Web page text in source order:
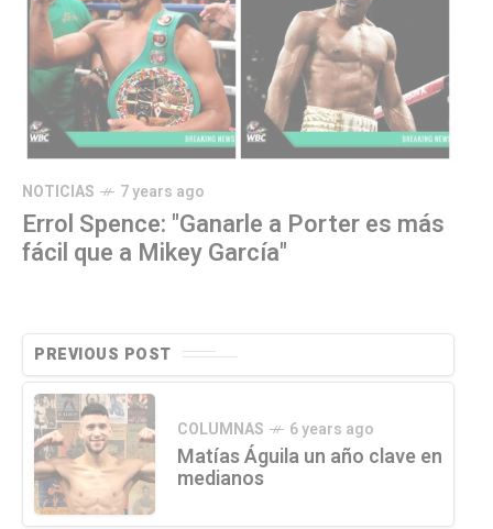
NOTICIAS 7 years ago
Errol Spence: "Ganarle a Porter es más
fácil que a Mikey García"
PREVIOUS POST
COLUMNAS 6 years ago
Matías Águila un año clave en
medianos